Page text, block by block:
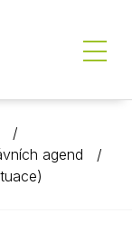
agend